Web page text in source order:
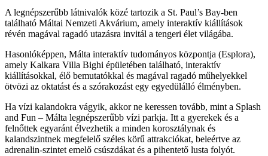
A legnépszerűbb látnivalók közé tartozik a St. Paul’s Bay-ben
található Máltai Nemzeti Akvárium, amely interaktív kiállítások
révén magával ragadó utazásra invitál a tengeri élet világába.
Hasonlóképpen, Málta interaktív tudományos központja (Esplora),
amely Kalkara Villa Bighi épületében található, interaktív
kiállításokkal, élő bemutatókkal és magával ragadó műhelyekkel
ötvözi az oktatást és a szórakozást egy egyedülálló élményben.
Ha vízi kalandokra vágyik, akkor ne keressen tovább, mint a Splash
and Fun – Málta legnépszerűbb vízi parkja. Itt a gyerekek és a
felnőttek egyaránt élvezhetik a minden korosztálynak és
kalandszintnek megfelelő széles körű attrakciókat, beleértve az
adrenalin-szintet emelő csúszdákat és a pihentető lusta folyót.